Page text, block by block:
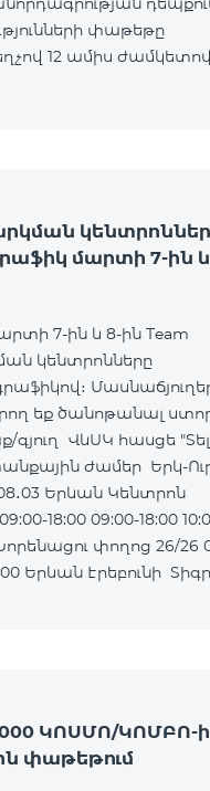
փաթեթը
12 ամիս
մարտի 7-ին և
7-ին և 8-ին Team
կենտրոնները
եք ծանոթանալ
ՎևՍԿ հասցե
18:00 09:00-18:00
ԿՈՍՄՈ/ԿՈՄԲՈ-ի
փաթեթում